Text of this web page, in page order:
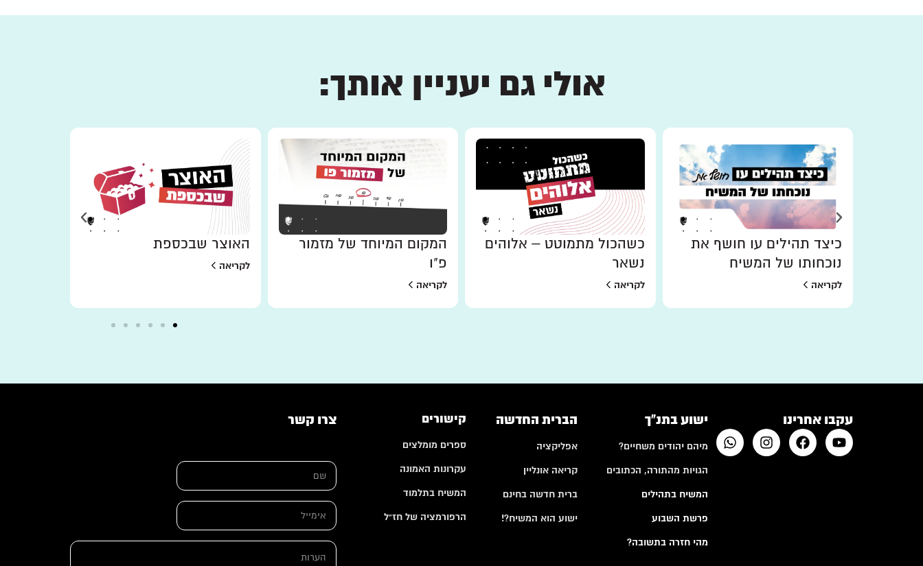
אולי גם יעניין אותך:
כיצד תהילים עו חושף את
נוכחותו של המשיח
לקריאה
כשהכול מתמוטט – אלוהים
נשאר
לקריאה
המקום המיוחד של מזמור
פ"ו
לקריאה
האוצר שבכספת
לקריאה
עקבו אחרינו ישוע בתנ"ך
מיהם יהודים משחיים?
הגויות מהתורה, הכתובים
המשיח בתהילים
פרשת השבוע
מהי חזרה בתשובה?
הברית החדשה
אפליקציה
קריאה אונליין
ברית חדשה בחינם
ישוע הוא המשיח?!
קישורים
ספרים מומלצים
עקרונות האמונה
המשיח בתלמוד
הרפורמציה של חז"ל
צרו קשר
ש
ה
ע
ו
ש
*
א
מ
י
י
ה